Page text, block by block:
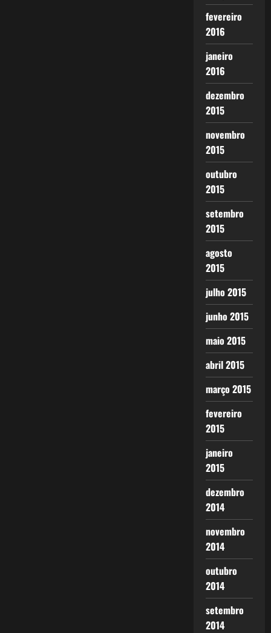
fevereiro
2016
janeiro
2016
dezembro
2015
novembro
2015
outubro
2015
setembro
2015
agosto
2015
julho 2015
junho 2015
maio 2015
abril 2015
março 2015
fevereiro
2015
janeiro
2015
dezembro
2014
novembro
2014
outubro
2014
setembro
2014